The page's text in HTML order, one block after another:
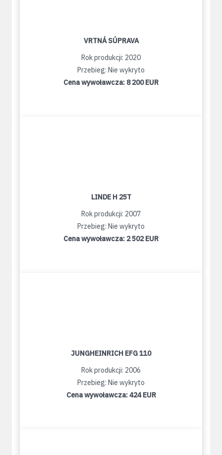
VRTNÁ SÚPRAVA
Rok produkcji: 2020
Przebieg: Nie wykryto
Cena wywoławcza: 8 200 EUR
LINDE H 25T
Rok produkcji: 2007
Przebieg: Nie wykryto
Cena wywoławcza: 2 502 EUR
JUNGHEINRICH EFG 110
Rok produkcji: 2006
Przebieg: Nie wykryto
Cena wywoławcza:424 EUR